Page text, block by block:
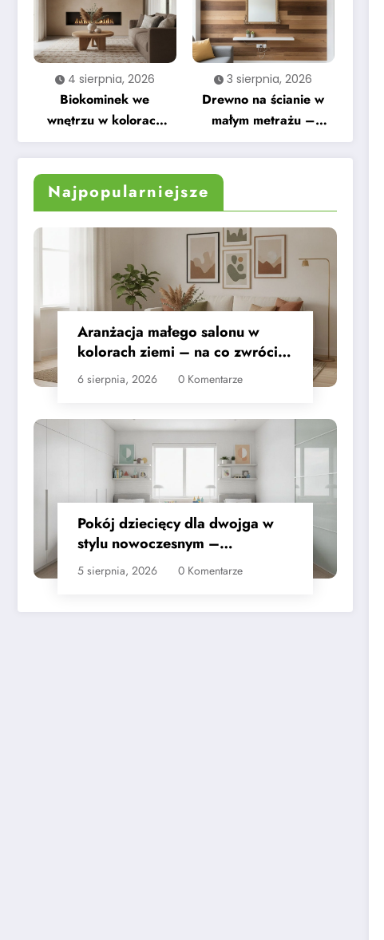
4 sierpnia, 2026
Biokominek we
wnętrzu w kolorach
ziemi – kompletny
przewodnik
3 sierpnia, 2026
Drewno na ścianie w
małym metrażu –
najczęstsze błędy
Najpopularniejsze
Aranżacja małego salonu w
kolorach ziemi – na co zwrócić
uwagę
6 sierpnia, 2026 0 Komentarze
Pokój dziecięcy dla dwojga w
stylu nowoczesnym –
praktyczne wskazówki
5 sierpnia, 2026 0 Komentarze